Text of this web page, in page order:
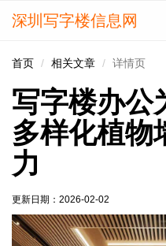
深圳写字楼信息网
首页 相关文章 详情页
写字楼办公
多样化植物
力
更新日期： 2026-02-02